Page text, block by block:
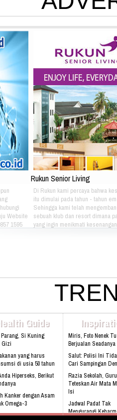
Website
1595
Rukun Senior Living
Di Rukun kami percaya bahwa
itu dimulai pada tahun - tahun
Sehingga kami telah
sebuah klub dan resort dimana
yang ingin menikmati
Darmawan Park Gate 1, Jl. Raya
Madang No. 99 Sentul, 16810.
Web:www.rukunseniorliving.com
Guide
Si Kuning
Gizi
yang harus
di usia 50 tahun
Hiperseks, Berikut
Kanker dengan Asam
Omega-3
Mendengkur
Miris, Foto Nenek
Berjualan
Salut: Polisi Ini
Cari Sampingan
Razia Sekolah, Guru
Teteskan Air Mata
Isi
Jadwal Padat Tak
Mengurangi